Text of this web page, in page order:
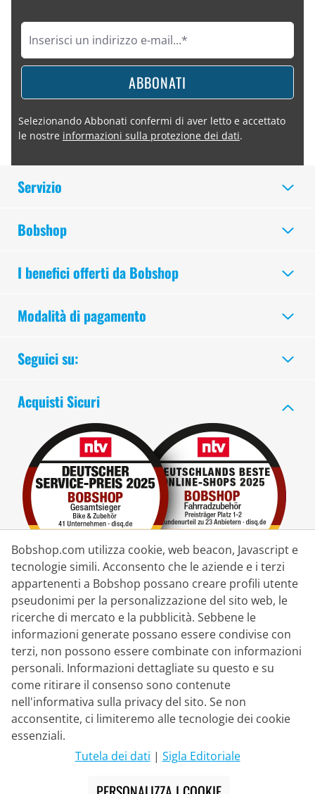
ABBONATI
Selezionando Abbonati confermi di aver letto e accettato
le nostre informazioni sulla protezione dei dati.
Servizio
Bobshop
I benefici offerti da Bobshop
Modalità di pagamento
Contatto
Chat dal vivo
Lu - Ve: 8:30 - 16:00 (CET)
Whatsapp
Telefonata (en/de)
Seguici su:
Acquisti Sicuri
Partner di Consegna
Bobshop.com utilizza cookie, web beacon, Javascript e
tecnologie simili. Acconsento che le aziende e i terzi
appartenenti a Bobshop possano creare profili utente
pseudonimi per la personalizzazione del sito web, le
ricerche di mercato e la pubblicità. Sebbene le
informazioni generate possano essere condivise con
terzi, non possono essere combinate con informazioni
personali. Informazioni dettagliate su questo e su
come ritirare il consenso sono contenute
nell'informativa sulla privacy del sito. Se non
acconsentite, ci limiteremo alle tecnologie dei cookie
essenziali.
Tutela dei dati | Sigla Editoriale